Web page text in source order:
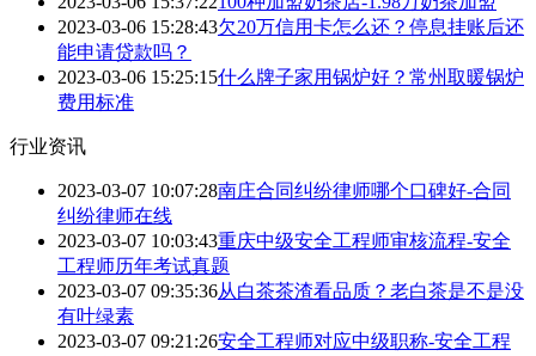
2023-03-06 15:28:43欠20万信用卡怎么还？停息挂账后还
能申请贷款吗？
2023-03-06 15:25:15什么牌子家用锅炉好？常州取暖锅炉
费用标准
行业资讯
2023-03-07 10:07:28南庄合同纠纷律师哪个口碑好-合同
纠纷律师在线
2023-03-07 10:03:43重庆中级安全工程师审核流程-安全
工程师历年考试真题
2023-03-07 09:35:36从白茶茶渣看品质？老白茶是不是没
有叶绿素
2023-03-07 09:21:26安全工程师对应中级职称-安全工程